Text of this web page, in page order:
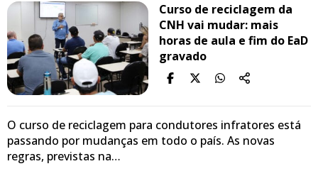
Curso de reciclagem da
CNH vai mudar: mais
horas de aula e fim do EaD
gravado
O curso de reciclagem para condutores infratores está
passando por mudanças em todo o país. As novas
regras, previstas na…